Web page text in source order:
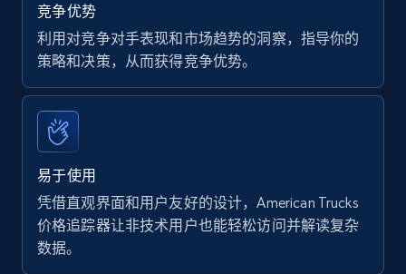
竞争优势
利用对竞争对手表现和市场趋势的洞察，指导你的
策略和决策，从而获得竞争优势。
易于使用
凭借直观界面和用户友好的设计，American Trucks
价格追踪器让非技术用户也能轻松访问并解读复杂
数据。